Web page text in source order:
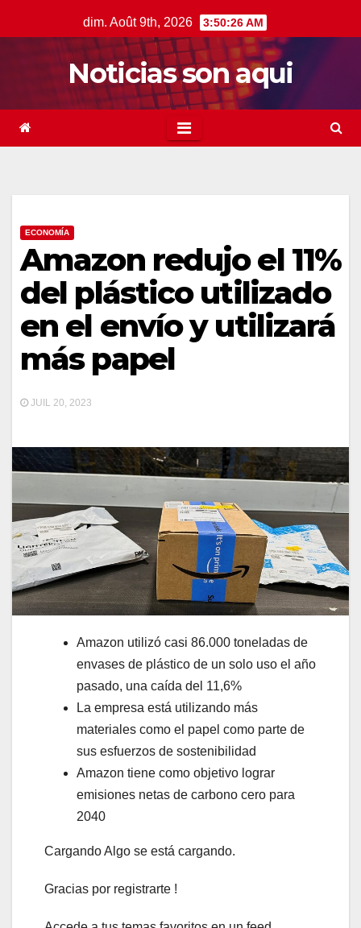
to
dim. Août 9th, 2026 3:50:27 AM
Noticias son aqui
ECONOMÍA
Amazon redujo el 11%
del plástico utilizado
en el envío y utilizará
más papel
JUIL 20, 2023
Amazon utilizó casi 86.000 toneladas de
envases de plástico de un solo uso el año
pasado, una caída del 11,6%
La empresa está utilizando más
materiales como el papel como parte de
sus esfuerzos de sostenibilidad
Amazon tiene como objetivo lograr
emisiones netas de carbono cero para
2040
Cargando Algo se está cargando.
Gracias por registrarte !